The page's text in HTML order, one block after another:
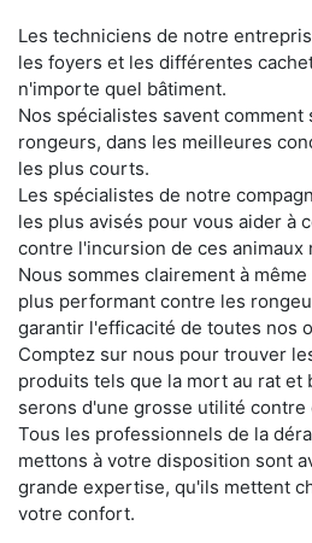
Les techniciens de notre
les foyers et les différentes
n'importe quel bâtiment.
Nos spécialistes savent comment
rongeurs, dans les meilleures
les plus courts.
Les spécialistes de notre
les plus avisés pour vous aider à
contre l'incursion de ces animaux
Nous sommes clairement à
plus performant contre les
garantir l'efficacité de toutes nos
Comptez sur nous pour trouver
produits tels que la mort au rat et
serons d'une grosse utilité contre
Tous les professionnels de la
mettons à votre disposition sont
grande expertise, qu'ils mettent
votre confort.